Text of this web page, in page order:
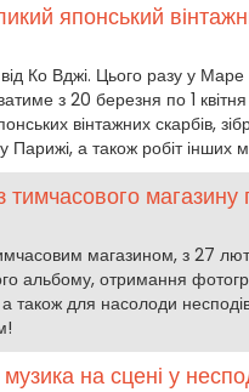
японський
Ко Вджі. Цього разу у
з 20 березня по 1
вінтажних скарбів,
а також робіт інших
магазину
магазином, з 27
альбому, отримання
також для насолоди
на сцені у